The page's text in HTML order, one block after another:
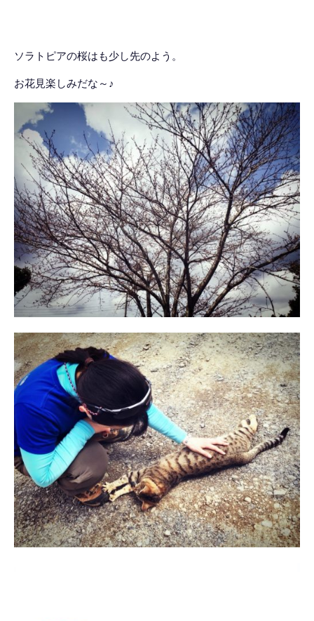
ソラトピアの桜はも少し先のよう。
お花見楽しみだな～♪